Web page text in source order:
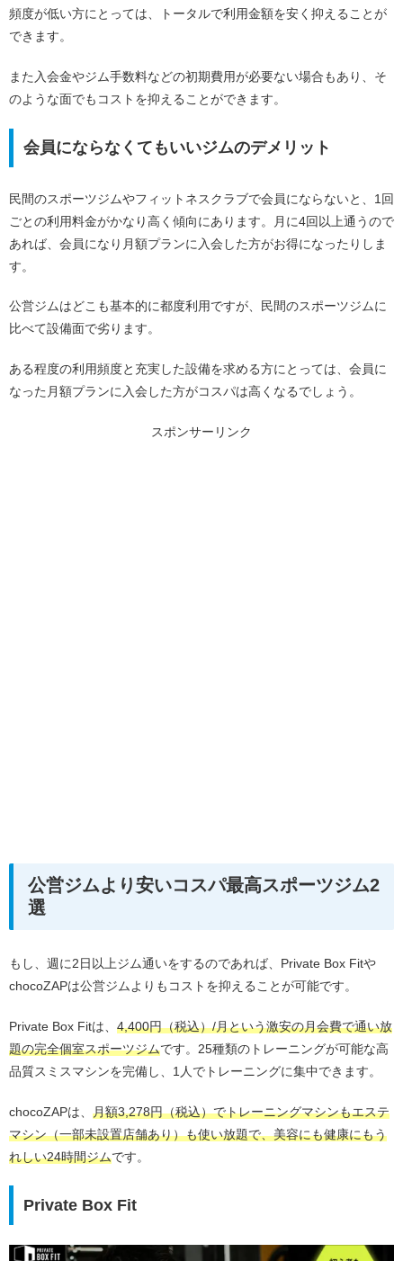
頻度が低い方にとっては、トータルで利用金額を安く抑えることが
できます。
また入会金やジム手数料などの初期費用が必要ない場合もあり、そ
のような面でもコストを抑えることができます。
会員にならなくてもいいジムのデメリット
民間のスポーツジムやフィットネスクラブで会員にならないと、1回
ごとの利用料金がかなり高く傾向にあります。月に4回以上通うので
あれば、会員になり月額プランに入会した方がお得になったりしま
す。
公営ジムはどこも基本的に都度利用ですが、民間のスポーツジムに
比べて設備面で劣ります。
ある程度の利用頻度と充実した設備を求める方にとっては、会員に
なった月額プランに入会した方がコスパは高くなるでしょう。
スポンサーリンク
公営ジムより安いコスパ最高スポーツジム2
選
もし、週に2日以上ジム通いをするのであれば、Private Box Fitや
chocoZAPは公営ジムよりもコストを抑えることが可能です。
Private Box Fitは、 4,400円（税込）/月という激安の月会費で通い放
題の完全個室スポーツジムです。25種類のトレーニングが可能な高
品質スミスマシンを完備し、1人でトレーニングに集中できます。
chocoZAPは、 月額3,278円（税込）でトレーニングマシンもエステ
マシン（一部未設置店舗あり）も使い放題で、美容にも健康にもう
れしい24時間ジムです。
Private Box Fit